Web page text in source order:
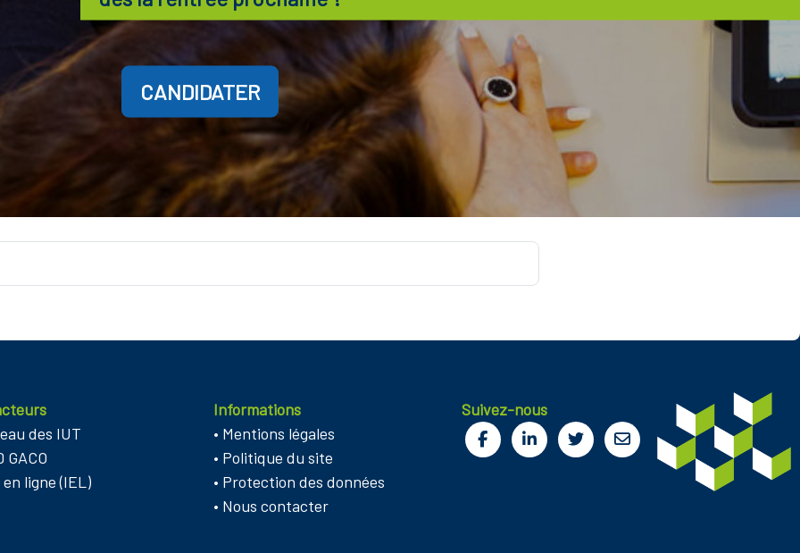
CANDIDATER
des IUT
GACO
ligne (IEL)
Informations
• Mentions légales
• Politique du site
• Protection des données
• Nous contacter
Suivez-nous